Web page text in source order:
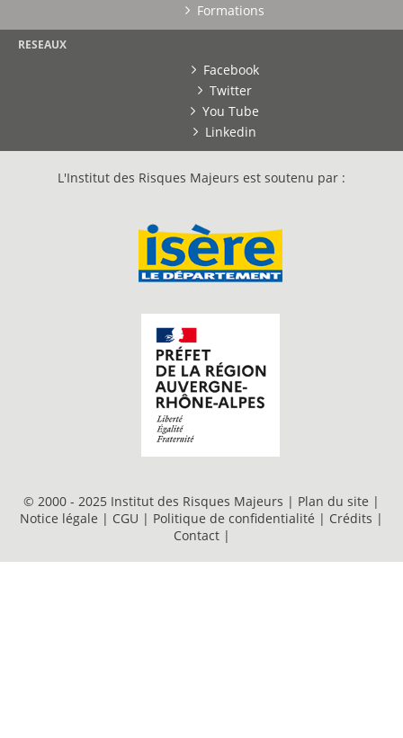
Formations
RESEAUX
Facebook
Twitter
You Tube
Linkedin
L'Institut des Risques Majeurs est soutenu par :
© 2000 - 2025 Institut des Risques Majeurs | Plan du site |
Notice légale | CGU | Politique de confidentialité | Crédits |
Contact |